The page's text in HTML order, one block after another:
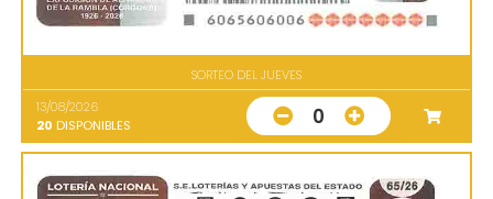
SORTEO DEL JUEVES
13/08/2026
20 DISPONIBLES 0